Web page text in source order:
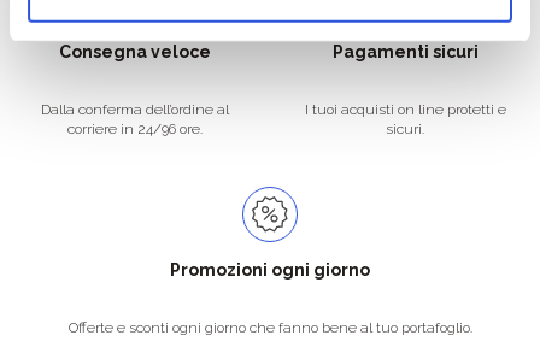
Consegna veloce
Dalla conferma dell’ordine al
corriere in 24/96 ore.
Pagamenti sicuri
I tuoi acquisti on line protetti e
sicuri.
Promozioni ogni giorno
Offerte e sconti ogni giorno che fanno bene al tuo portafoglio.